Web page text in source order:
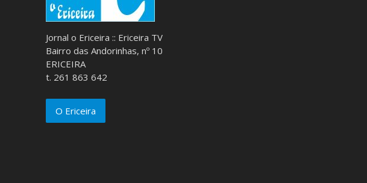
Jornal o Ericeira :: Ericeira TV
Bairro das Andorinhas, nº 10
ERICEIRA
t. 261 863 642
O Ericeira